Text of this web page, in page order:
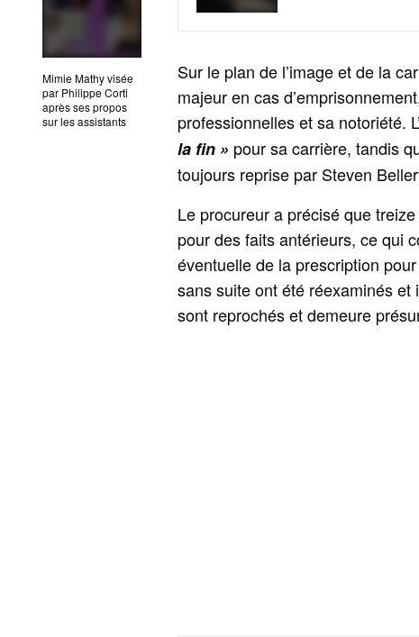
Mimie Mathy visée
par Philippe Corti
après ses propos
sur les assistants
Sur le plan de l’image et de la
majeur en cas
professionnelles et sa notoriété.
la fin » pour sa carrière, tandis
toujours reprise par Steven
Le procureur a précisé que
pour des faits antérieurs, ce qui
éventuelle de la prescription
sans suite ont été réexaminés
sont reprochés et demeure